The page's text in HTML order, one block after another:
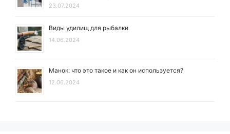
23.07.2024
Виды удилищ для рыбалки
14.06.2024
Манок: что это такое и как он используется?
12.06.2024